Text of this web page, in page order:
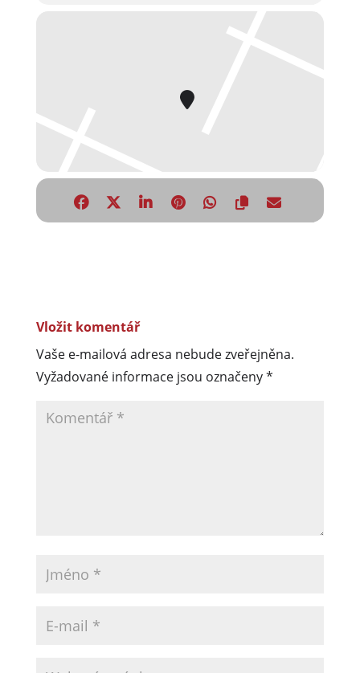
Vložit komentář
Vaše e-mailová adresa nebude zveřejněna.
Vyžadované informace jsou označeny*